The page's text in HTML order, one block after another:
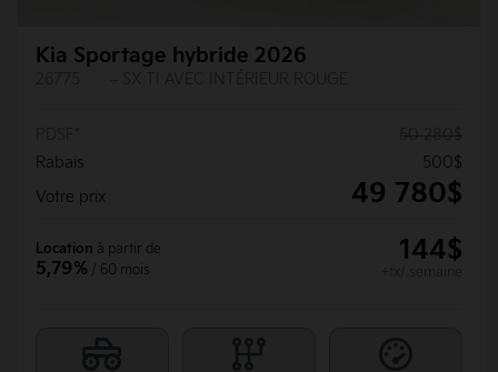
Kia Sportage hybride 2026
Rabais
500$
Votre prix
49 780$
Location à partir de
5,79% / 60 mois
144$